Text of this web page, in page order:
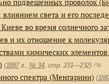
подвешенных проволок
света и его
во время солнечного
и их отношение к
химических
(1887г.,№ 34, cтр. 231—232)
спектра (Менгарини) (